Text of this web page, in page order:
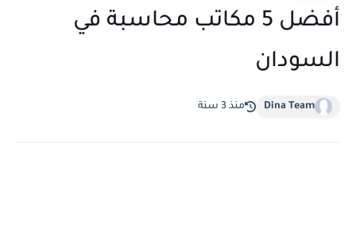
أفضل 5 مكاتب محاسبة في
السودان
Dina Team منذ 3 سنة